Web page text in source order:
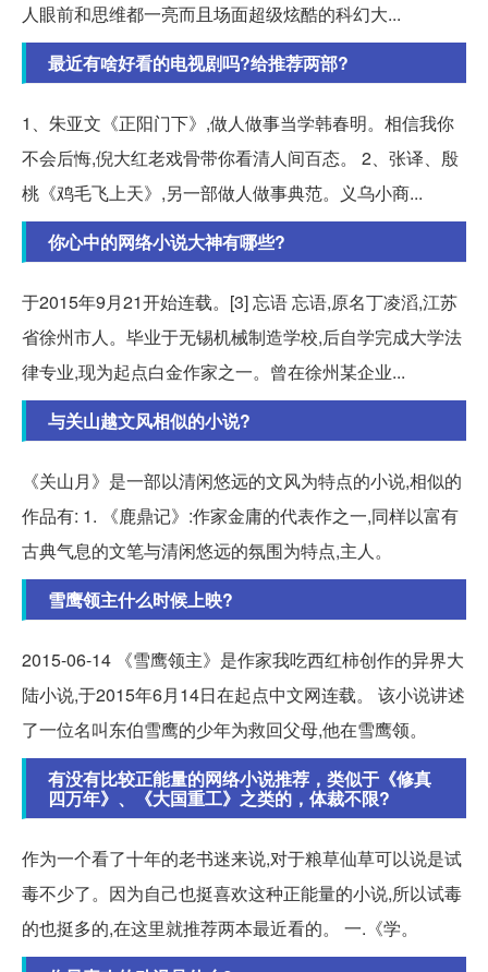
人眼前和思维都一亮而且场面超级炫酷的科幻大...
最近有啥好看的电视剧吗?给推荐两部?
1、朱亚文《正阳门下》,做人做事当学韩春明。相信我你
不会后悔,倪大红老戏骨带你看清人间百态。 2、张译、殷
桃《鸡毛飞上天》,另一部做人做事典范。义乌小商...
你心中的网络小说大神有哪些?
于2015年9月21开始连载。[3] 忘语 忘语,原名丁凌滔,江苏
省徐州市人。毕业于无锡机械制造学校,后自学完成大学法
律专业,现为起点白金作家之一。曾在徐州某企业...
与关山越文风相似的小说?
《关山月》是一部以清闲悠远的文风为特点的小说,相似的
作品有: 1. 《鹿鼎记》:作家金庸的代表作之一,同样以富有
古典气息的文笔与清闲悠远的氛围为特点,主人。
雪鹰领主什么时候上映?
2015-06-14 《雪鹰领主》是作家我吃西红柿创作的异界大
陆小说,于2015年6月14日在起点中文网连载。 该小说讲述
了一位名叫东伯雪鹰的少年为救回父母,他在雪鹰领。
有没有比较正能量的网络小说推荐，类似于《修真
四万年》、《大国重工》之类的，体裁不限?
作为一个看了十年的老书迷来说,对于粮草仙草可以说是试
毒不少了。因为自己也挺喜欢这种正能量的小说,所以试毒
的也挺多的,在这里就推荐两本最近看的。 一.《学。